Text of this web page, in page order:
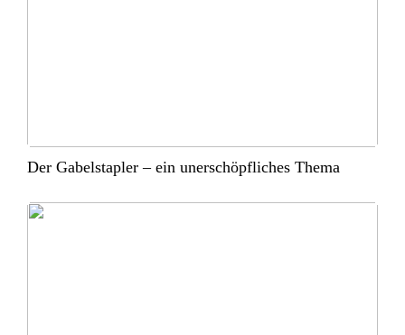
Der Gabelstapler – ein unerschöpfliches Thema